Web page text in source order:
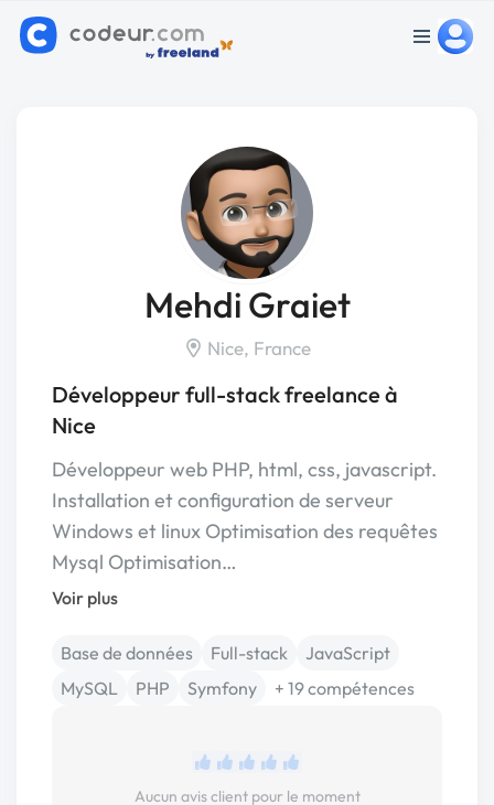
Mehdi Graiet
Nice, France
Développeur full-stack freelance à
Nice
Développeur web PHP, html, css, javascript.
Installation et configuration de serveur
Windows et linux Optimisation des requêtes
Mysql Optimisation…
Voir plus
Base de données Full-stack
JavaScript
MySQL
PHP Symfony + 19 compétences
Aucun avis client pour le moment